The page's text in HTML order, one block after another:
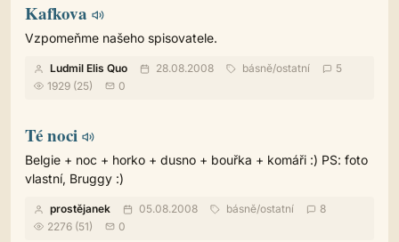
Kafkova
Vzpomeňme našeho spisovatele.
Ludmil Elis Quo 28.08.2008 básně/ostatní
5
1929 (25)
0
Té noci
Belgie + noc + horko + dusno + bouřka + komáři :) PS: foto
vlastní, Bruggy :)
prostějanek 05.08.2008 básně/ostatní
8
2276 (51)
0